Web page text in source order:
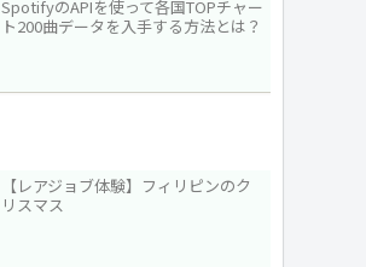
SpotifyのAPIを使って各国TOPチャー
ト200曲データを入手する方法とは？
【レアジョブ体験】フィリピンのク
リスマス